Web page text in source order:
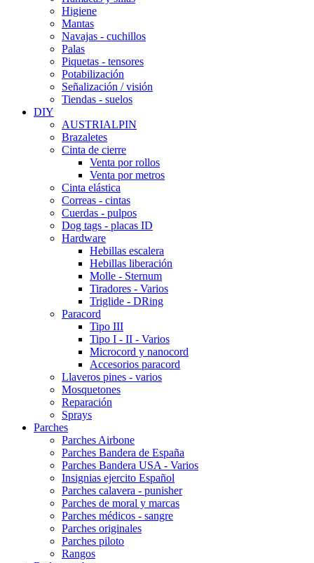
Higiene
Mantas
Navajas - cuchillos
Palas
Piquetas - tensores
Potabilización
Señalización / visión
Tiendas - suelos
DIY
AUSTRIALPIN
Brazaletes
Cinta de cierre
Venta por rollos
Venta por metros
Cinta elástica
Correas - cintas
Cuerdas - pulpos
Dog tags - placas ID
Hardware
Hebillas escalera
Hebillas liberación
Molle - Sternum
Tiradores - Varios
Triglide - DRing
Paracord
Tipo III
Tipo I - II - Varios
Microcord y nanocord
Accesorios paracord
Llaveros pines - varios
Mosquetones
Reparación
Sprays
Parches
Parches Airbone
Parches Bandera de España
Parches Bandera USA - Varios
Insignias ejercito Español
Parches calavera - punisher
Parches de moral y marcas
Parches médicos - sangre
Parches originales
Parches piloto
Rangos